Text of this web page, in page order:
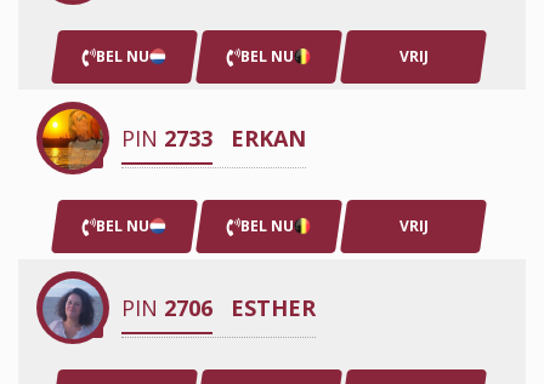
BEL NU BEL NU VRIJ
PIN 2733 ERKAN
BEL NU BEL NU VRIJ
PIN 2706 ESTHER